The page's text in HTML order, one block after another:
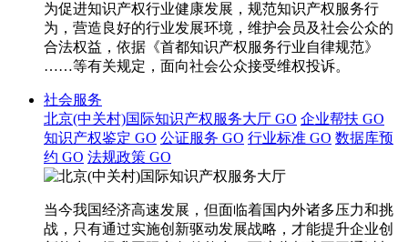
为促进知识产权行业健康发展，规范知识产权服务行
为，营造良好的行业发展环境，维护会员及社会公众的
合法权益，依据《首都知识产权服务行业自律规范》
……等有关规定，面向社会公众接受维权投诉。
社会服务
北京(中关村)国际知识产权服务大厅 GO 企业帮扶 GO
知识产权鉴定 GO 公证服务 GO 行业标准 GO 数据库预
约 GO 法规政策 GO
当今我国经济高速发展，但面临着国内外诸多压力和挑
战，只有通过实施创新驱动发展战略，才能提升企业创